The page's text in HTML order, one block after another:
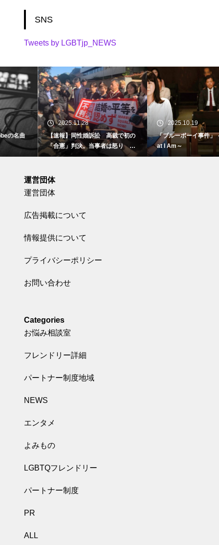
SNS
Tweets by LGBTjp_NEWS
2025.11.28
【速報】同性婚訴訟 高裁で初の
「合憲」判決。当事者は怒り 東
京地裁で
2025.10.19
「ブルーボーイ事件」 ～I Am Wh
at I Am～
運営団体
運営団体
広告掲載について
情報提供について
プライバシーポリシー
お問い合わせ
Categories
お悩み相談室
フレンドリー詳細
パートナー制度地域
NEWS
エンタメ
よみもの
LGBTQフレンドリー
パートナー制度
PR
ALL